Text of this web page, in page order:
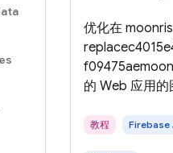
优化在
的 Web 应用的
教程 Firebase